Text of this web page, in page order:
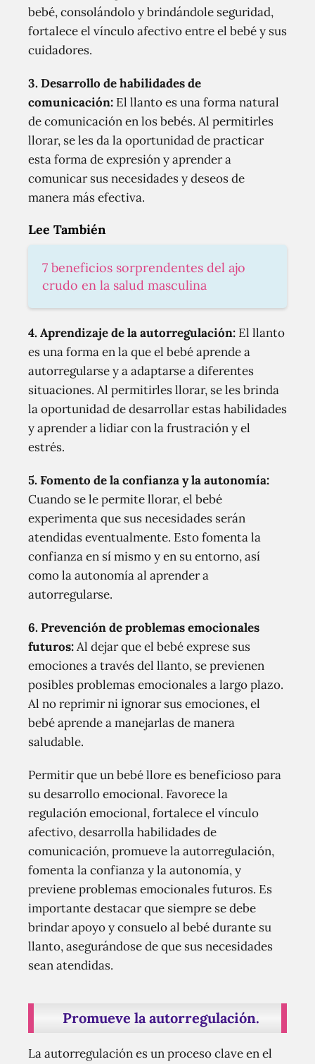
bebé, consolándolo y brindándole seguridad,
fortalece el vínculo afectivo entre el bebé y sus
cuidadores.
3. Desarrollo de habilidades de
comunicación: El llanto es una forma natural
de comunicación en los bebés. Al permitirles
llorar, se les da la oportunidad de practicar
esta forma de expresión y aprender a
comunicar sus necesidades y deseos de
manera más efectiva.
Lee También
7 beneficios sorprendentes del ajo
crudo en la salud masculina
4. Aprendizaje de la autorregulación: El llanto
es una forma en la que el bebé aprende a
autorregularse y a adaptarse a diferentes
situaciones. Al permitirles llorar, se les brinda
la oportunidad de desarrollar estas habilidades
y aprender a lidiar con la frustración y el
estrés.
5. Fomento de la confianza y la autonomía:
Cuando se le permite llorar, el bebé
experimenta que sus necesidades serán
atendidas eventualmente. Esto fomenta la
confianza en sí mismo y en su entorno, así
como la autonomía al aprender a
autorregularse.
6. Prevención de problemas emocionales
futuros:Al dejar que el bebé exprese sus
emociones a través del llanto, se previenen
posibles problemas emocionales a largo plazo.
Al no reprimir ni ignorar sus emociones, el
bebé aprende a manejarlas de manera
saludable.
Permitir que un bebé llore es beneficioso para
su desarrollo emocional. Favorece la
regulación emocional, fortalece el vínculo
afectivo, desarrolla habilidades de
comunicación, promueve la autorregulación,
fomenta la confianza y la autonomía, y
previene problemas emocionales futuros. Es
importante destacar que siempre se debe
brindar apoyo y consuelo al bebé durante su
llanto, asegurándose de que sus necesidades
sean atendidas.
Promueve la autorregulación.
La autorregulación es un proceso clave en el